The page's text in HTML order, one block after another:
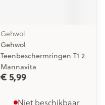
Gehwol
Gehwol
Teenbeschermringen T1 2
Mannavita
€ 5,99
Niet beschikbaar